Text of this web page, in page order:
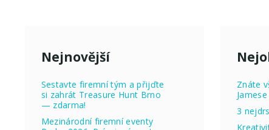
Nejnovější
Sestavte firemní tým a přijďte
si zahrát Treasure Hunt Brno
— zdarma!
Mezinárodní firemní eventy
Znáte
3